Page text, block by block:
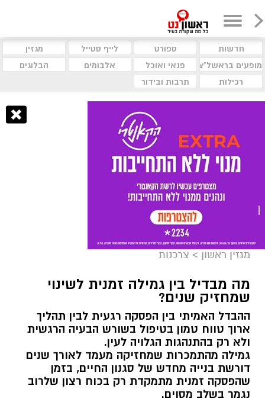
חדשות ספורט לייף סטייל
מגזין
מופעים בראשל"צ
פנאי ואוכל אלבומים
הבלוגים
רכילות
תרבות ובידור
מגזין ראשון > צרכנות
מה מבדיל בין גמילה זמנית לשינוי
שמחזיק שנים?
ההבדל האמיתי בין הפסקה רגעית לבין תהליך
ארוך טווח טמון בטיפול בשורש הבעיה הרגשית
ולא רק בהתנהגות הגלויה לעין.
גמילה מהתמכרות שמחזיקה מעמד לאורך שנים
דורשת בנייה מחדש של סגנון החיים, בזמן
שהפסקה זמנית מתמקדת רק בכוח רצון שלרוב
נגמר בשלב מסוים.